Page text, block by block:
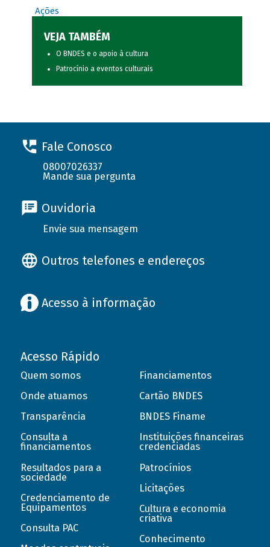
Ações
VEJA TAMBÉM
O BNDES e o apoio à cultura
Patrocínio a eventos culturais
Fale Conosco
08007026337
Mande sua pergunta
Ouvidoria
Envie sua mensagem
Outros telefones e endereços
Acesso à informação
Acesso Rápido
Quem somos
Onde atuamos
Transparência
Consulta a
financiamentos
Resultados para a
sociedade
Credenciamento de
Equipamentos
Consulta PAC
Financiamentos
Cartão BNDES
BNDES Finame
Instituições financeiras
credenciadas
Patrocínios
Licitações
Cultura e economia
criativa
Conhecimento